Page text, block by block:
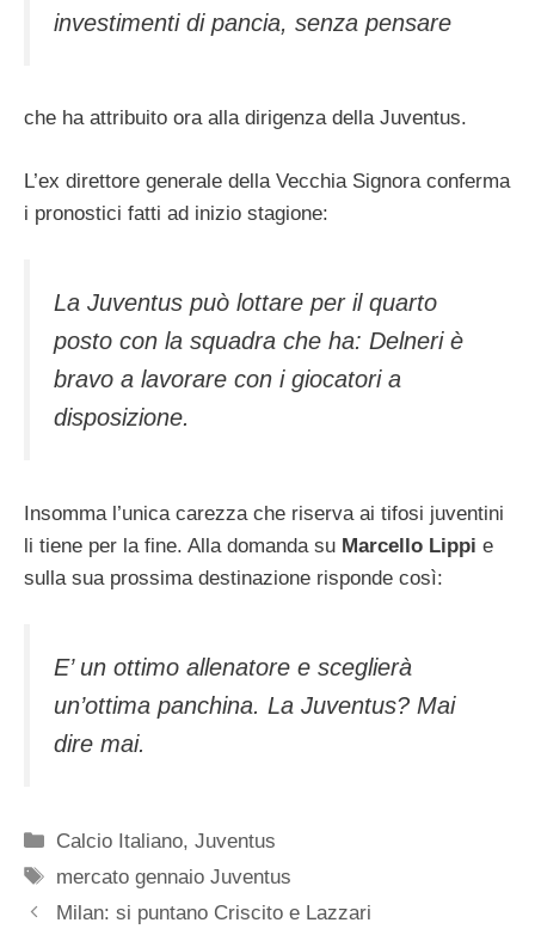
investimenti di pancia, senza pensare
che ha attribuito ora alla dirigenza della Juventus.
L’ex direttore generale della Vecchia Signora conferma
i pronostici fatti ad inizio stagione:
La Juventus può lottare per il quarto
posto con la squadra che ha: Delneri è
bravo a lavorare con i giocatori a
disposizione.
Insomma l’unica carezza che riserva ai tifosi juventini
li tiene per la fine. Alla domanda su Marcello Lippi e
sulla sua prossima destinazione risponde così:
E’ un ottimo allenatore e sceglierà
un’ottima panchina. La Juventus? Mai
dire mai.
Categorie
Calcio Italiano,Juventus
Tag
mercato gennaio Juventus
Milan: si puntano Criscito e Lazzari